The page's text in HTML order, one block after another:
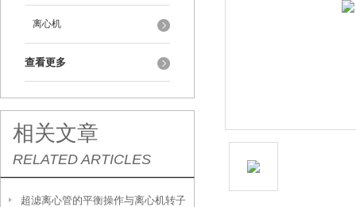
离心机
查看更多
相关文章
RELATED ARTICLES
超滤离心管的平衡操作与离心机转子